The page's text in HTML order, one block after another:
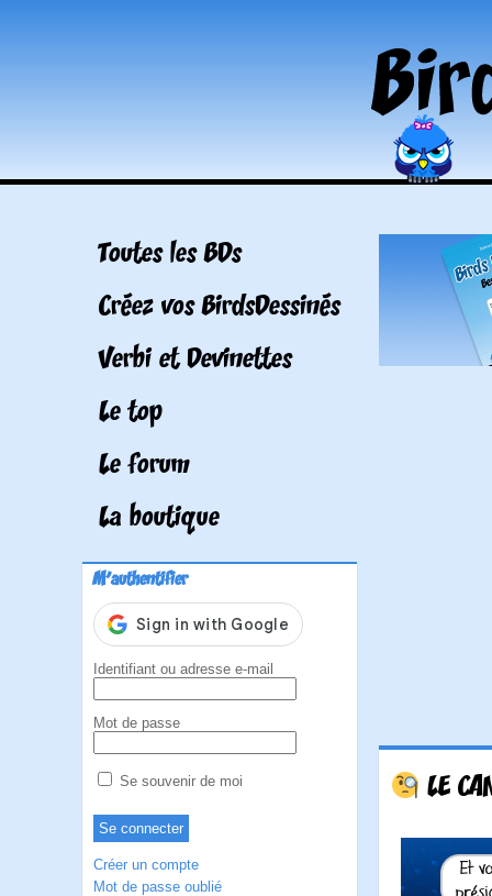
Toutes les BDs
Créez vos BirdsDessinés
Verbi et Devinettes
Le top
Le forum
La boutique
M'authentifier
Identifiant ou adresse e-mail
Mot de passe
Se souvenir de moi
Créer un compte
Mot de passe oublié
LE